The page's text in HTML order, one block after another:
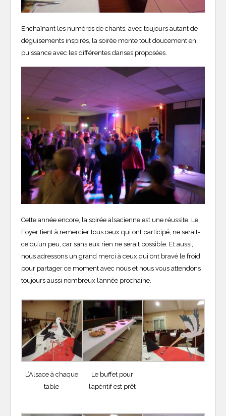
Enchaînant les numéros de chants, avec toujours autant de
déguisements inspirés, la soirée monte tout doucement en
puissance avec les différentes danses proposées.
Cette année encore, la soirée alsacienne est une réussite. Le
Foyer tient à remercier tous ceux qui ont participé, ne serait-
ce qu’un peu, car sans eux rien ne serait possible. Et aussi,
nous adressons un grand merci à ceux qui ont bravé le froid
pour partager ce moment avec nous et nous vous attendons
toujours aussi nombreux l’année prochaine.
L’Alsace à chaque
table
Le buffet pour
l’apéritif est prêt